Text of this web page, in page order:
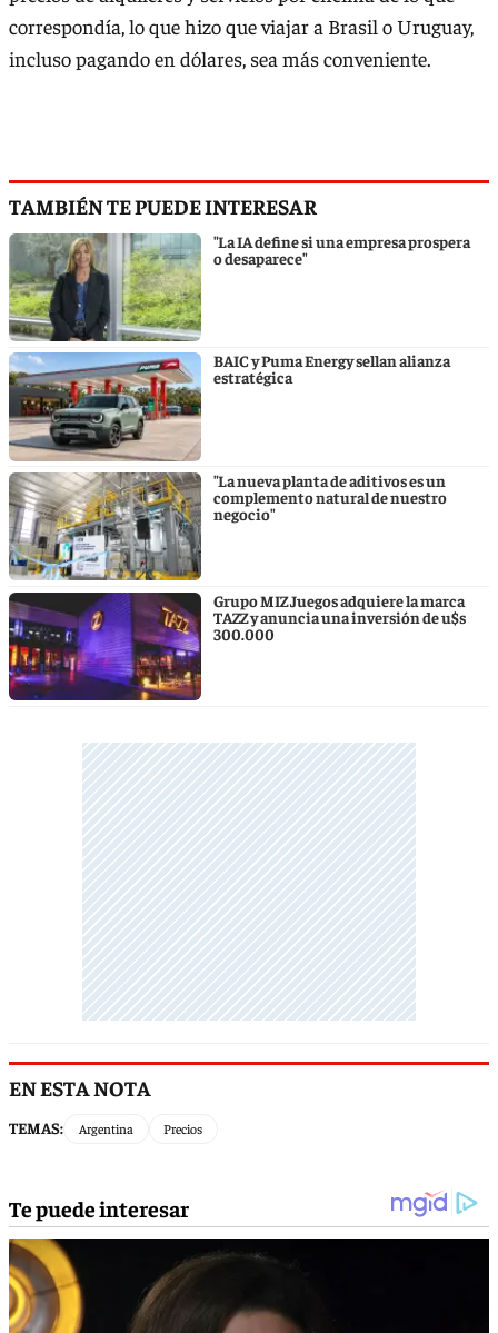
correspondía, lo que hizo que viajar a Brasil o Uruguay,
incluso pagando en dólares, sea más conveniente.
TAMBIÉN TE PUEDE INTERESAR
"La IA define si una empresa prospera
o desaparece"
BAIC y Puma Energy sellan alianza
estratégica
"La nueva planta de aditivos es un
complemento natural de nuestro
negocio"
Grupo MIZ Juegos adquiere la marca
TAZZ y anuncia una inversión de u$s
300.000
EN ESTA NOTA
TEMAS: Argentina Precios